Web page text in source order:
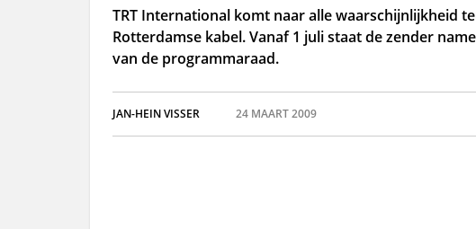
TRT International komt naar alle waarschijnlijkheid
Rotterdamse kabel. Vanaf 1 juli staat de zender
van de programmaraad.
JAN-HEIN VISSER 24 MAART 2009